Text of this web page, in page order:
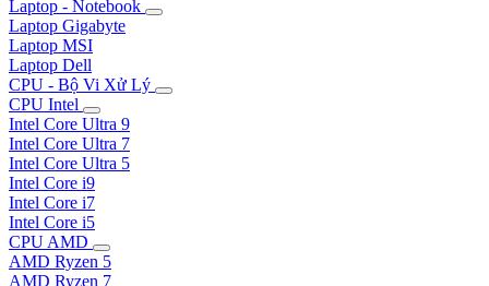
Laptop - Notebook
Laptop Gigabyte
Laptop MSI
Laptop Dell
CPU - Bộ Vi Xử Lý
CPU Intel
Intel Core Ultra 9
Intel Core Ultra 7
Intel Core Ultra 5
Intel Core i9
Intel Core i7
Intel Core i5
CPU AMD
AMD Ryzen 5
AMD Ryzen 7